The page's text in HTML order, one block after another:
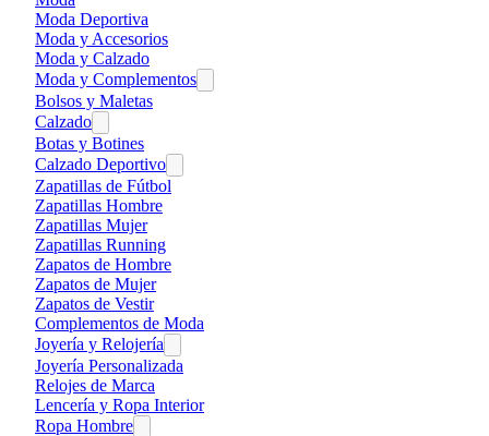
Moda Deportiva
Moda y Accesorios
Moda y Calzado
Moda y Complementos
Bolsos y Maletas
Calzado
Botas y Botines
Calzado Deportivo
Zapatillas de Fútbol
Zapatillas Hombre
Zapatillas Mujer
Zapatillas Running
Zapatos de Hombre
Zapatos de Mujer
Zapatos de Vestir
Complementos de Moda
Joyería y Relojería
Joyería Personalizada
Relojes de Marca
Lencería y Ropa Interior
Ropa Hombre